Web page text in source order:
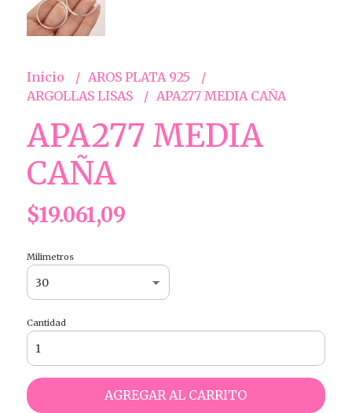
Inicio
AROS PLATA 925
ARGOLLAS LISAS
APA277 MEDIA CAÑA
APA277 MEDIA
CAÑA
$19.061,09
Milimetros
Cantidad
AGREGAR AL CARRITO